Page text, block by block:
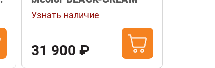
Узнать наличие
31 900 ₽